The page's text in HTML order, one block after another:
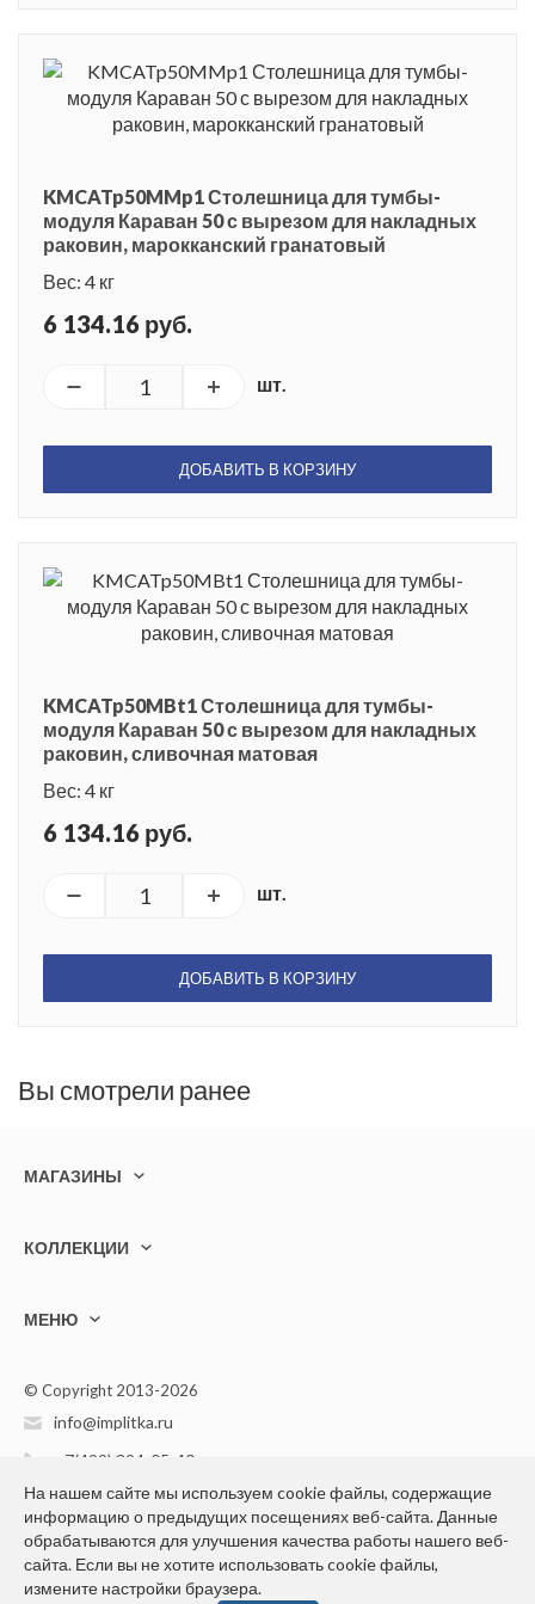
KMCATp50MMp1 Столешница для тумбы-
модуля Караван 50 с вырезом для накладных
раковин, марокканский гранатовый
Вес: 4 кг
6 134.16 руб.
шт.
ДОБАВИТЬ В КОРЗИНУ
KMCATp50MBt1 Столешница для тумбы-
модуля Караван 50 с вырезом для накладных
раковин, сливочная матовая
Вес: 4 кг
6 134.16 руб.
шт.
ДОБАВИТЬ В КОРЗИНУ
Вы смотрели ранее
МАГАЗИНЫ
КОЛЛЕКЦИИ
МЕНЮ
© Copyright 2013-2026
info@implitka.ru
+7(499) 394-05-40
Конфиденциальность персональной информации
На нашем сайте мы используем cookie файлы, содержащие
информацию о предыдущих посещениях веб-сайта. Данные
обрабатываются для улучшения качества работы нашего веб-
сайта. Если вы не хотите использовать cookie файлы,
измените настройки браузера.